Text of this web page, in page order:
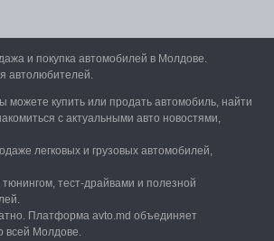
и покупка автомобилей в Молдове.
автолюбителей.
можете купить или продать автомобиль, найти
с актуальными авто новостями,
легковых и грузовых автомобилей,
тюнингом, тест-драйвами и полезной
Платформа avto.md объединяет
всей Молдове.